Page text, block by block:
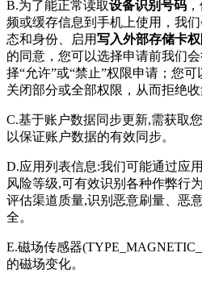
B.为了能正常读取设备识别号码
频或缓存信息到手机上使用，我
态和身份、启用写入外部存储卡权
的同意，您可以选择申请前我们
择“允许”或“禁止”权限申请；您
关闭部分或全部权限，从而拒绝收
C.基于账户数据同步更新,需获取
以保证账户数据的有效同步。
D.应用列表信息:我们可能通过应
风险等级,可有效识别各种作弊行
评估渠道质量,识别恶意刷量、恶
全。
E.磁场传感器
的磁场变化。